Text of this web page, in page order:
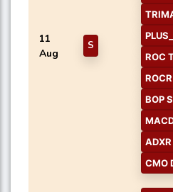
11
Aug
S
ROC
BOP
CMO